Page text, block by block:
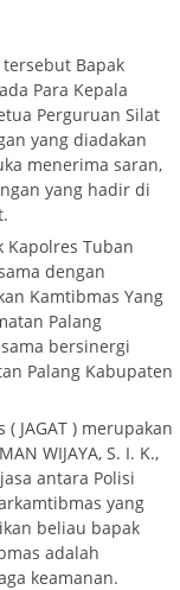
tersebut Bapak
Para Kepala
Perguruan Silat
yang diadakan
menerima saran,
yang hadir di
Kapolres Tuban
dengan
Kamtibmas Yang
Palang
bersinergi
Palang Kabupaten
JAGAT ) merupakan
WIJAYA, S. I. K.,
antara Polisi
yang
beliau bapak
adalah
keamanan.